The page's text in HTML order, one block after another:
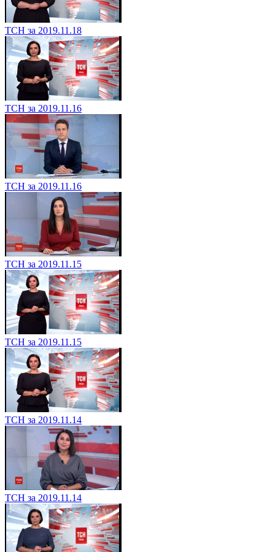
ТСН за 2019.11.18
ТСН за 2019.11.16
ТСН за 2019.11.16
ТСН за 2019.11.15
ТСН за 2019.11.15
ТСН за 2019.11.14
ТСН за 2019.11.14